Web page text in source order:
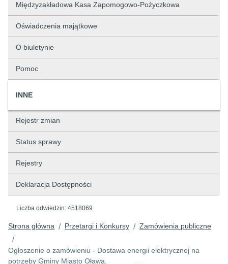
Międzyzakładowa Kasa Zapomogowo-Pożyczkowa
Oświadczenia majątkowe
O biuletynie
Pomoc
INNE
Rejestr zmian
Status sprawy
Rejestry
Deklaracja Dostępności
Liczba odwiedzin: 4518069
Strona główna / Przetargi i Konkursy / Zamówienia publiczne
/
Ogłoszenie o zamówieniu - Dostawa energii elektrycznej na
potrzeby Gminy Miasto Oława.